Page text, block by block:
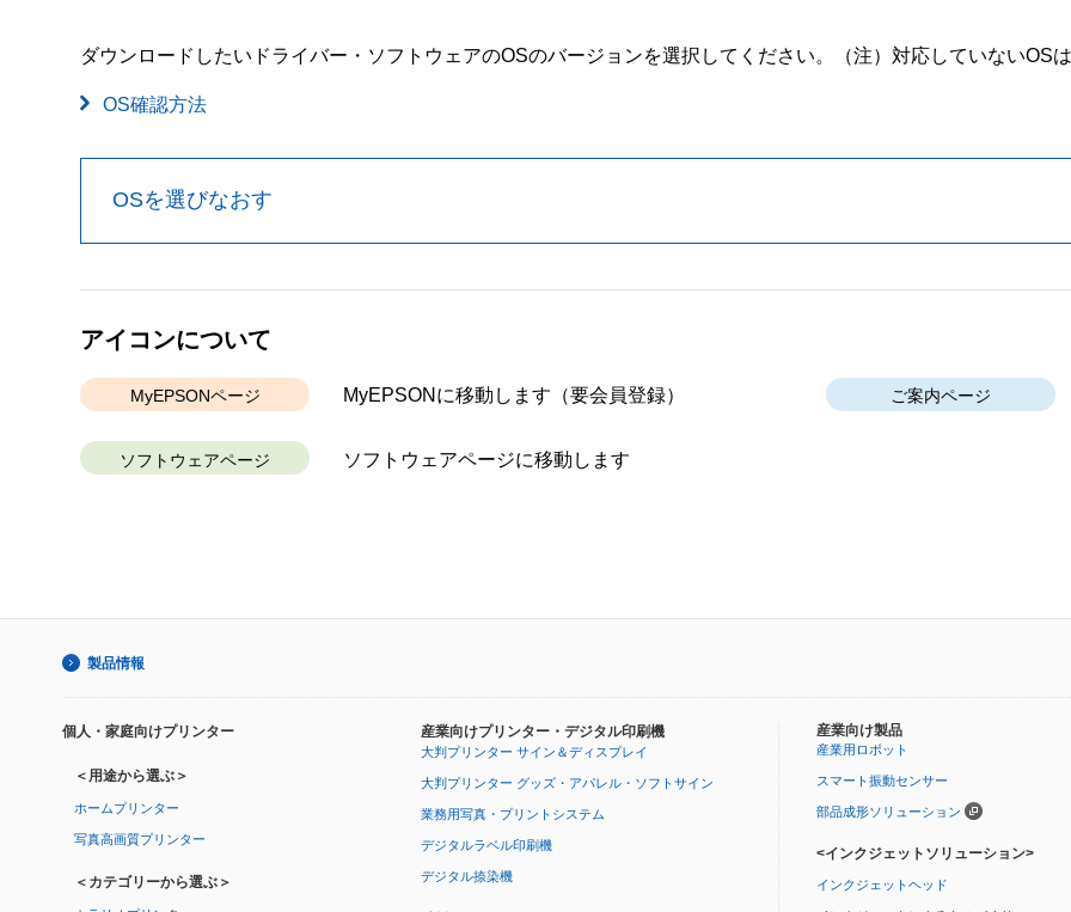
ダウンロードしたいドライバー・ソフトウェアのOSのバージョンを選択してください。 （注）対応していないOS
OS確認方法
OSを選びなおす
アイコンについて
MyEPSONページ MyEPSONに移動します （要会員登録） ご案内ページ
ソフトウェアページ ソフトウェアページに移動します
製品情報
個人・家庭向けプリンター
＜用途から選ぶ＞
ホームプリンター
写真高画質プリンター
＜カテゴリーから選ぶ＞
産業向けプリンター・デジタル印刷機
大判プリンター サイン＆ディスプレイ
大判プリンター グッズ・アパレル・ソフトサイン
業務用写真・プリントシステム
デジタルラベル印刷機
デジタル捺染機
産業向け製品
産業用ロボット
スマート振動センサー
部品成形ソリューション
<インクジェットソリューション>
インクジェットヘッド